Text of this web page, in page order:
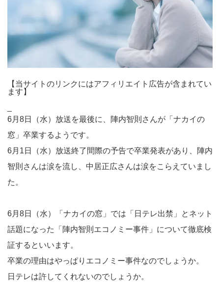
【当サイトのリンクにはアフィリエイト広告が含まれてい
ます】
6月8日（水）放送を最後に、陣内智則さんが「ナカイの
窓」卒業するようです。
6月1日（水）放送終了間際の予告で卒業発表があり、陣内
智則さんは涙を流し、中居正広さんは涙をこらえていまし
た。
6月8日（水）「ナカイの窓」では「日テレ出禁」とネット
話題になった「陣内智則エコノミー事件」について徹底検
証するといいます。
卒業の理由はやっぱりエコノミー事件なのでしょうか。
日テレは許してくれないのでしょうか。